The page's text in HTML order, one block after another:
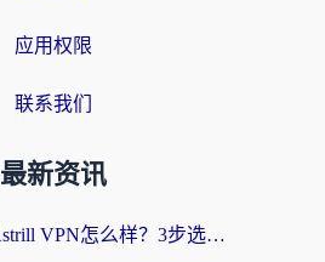
应用权限
联系我们
最新资讯
海外党必看：Astrill VPN怎么样？3步选对回国加速器实现无缝刷剧玩游戏